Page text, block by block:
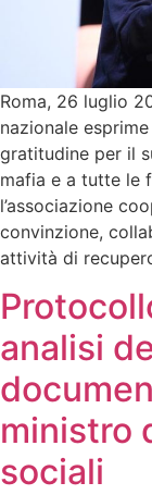
Roma, 26 luglio
nazionale
gratitudine per il
mafia e a tutte le
l’associazione
convinzione,
attività di
analisi
ministro
sociali